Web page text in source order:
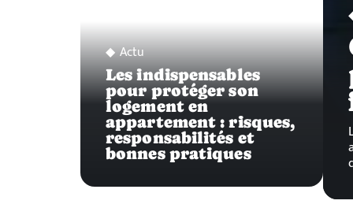
Actu
Les indispensables
pour protéger son
logement en
appartement : risques,
responsabilités et
bonnes pratiques